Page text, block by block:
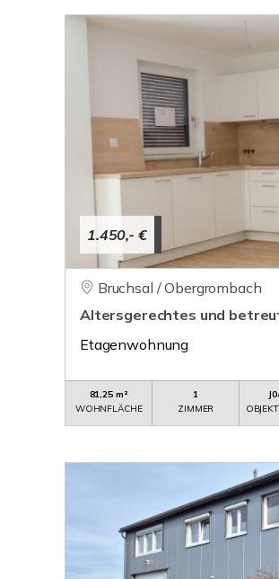
1.450,- €
Bruchsal / Obergrombach
Altersgerechtes und
Etagenwohnung
81,25 m²
WOHNFLÄCHE
1
ZIMMER